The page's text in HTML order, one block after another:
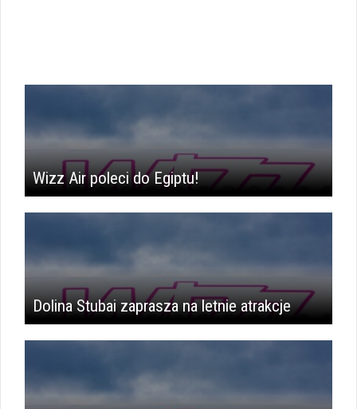
Wizz Air poleci do Egiptu!
Dolina Stubai zaprasza na letnie atrakcje